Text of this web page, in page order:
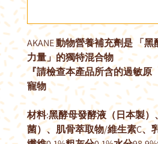
AKANE 動物營養補充劑是 「
力量」的獨特混合物
『請檢查本產品所含的過敏原
寵物
材料:黑酵母發酵液（日本製
菌）、肌骨萃取物/維生素C、